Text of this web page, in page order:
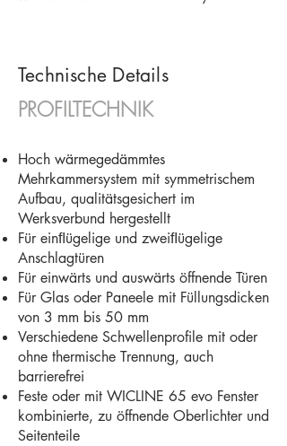
Technische Details
PROFILTECHNIK
Hoch wärmegedämmtes
Mehrkammersystem mit symmetrischem
Aufbau, qualitätsgesichert im
Werksverbund hergestellt
Für einﬂügelige und zweiﬂügelige
Anschlagtüren
Für einwärts und auswärts öffnende Türen
Für Glas oder Paneele mit Füllungsdicken
von 3 mm bis 50 mm
Verschiedene Schwellenprofile mit oder
ohne thermische Trennung, auch
barrierefrei
Feste oder mit WICLINE 65 evo Fenster
kombinierte, zu öffnende Oberlichter und
Seitenteile